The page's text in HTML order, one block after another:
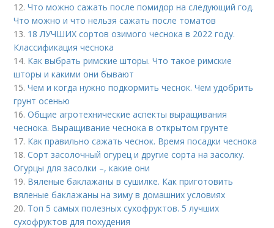
12.Что можно сажать после помидор на следующий год.
Что можно и что нельзя сажать после томатов
13. 18 ЛУЧШИХ сортов озимого чеснока в 2022 году.
Классификация чеснока
14. Как выбрать римские шторы. Что такое римские
шторы и какими они бывают
15.Чем и когда нужно подкормить чеснок. Чем удобрить
грунт осенью
16.Общие агротехнические аспекты выращивания
чеснока. Выращивание чеснока в открытом грунте
17. Как правильно сажать чеснок. Время посадки чеснока
18.Сорт засолочный огурец и другие сорта на засолку.
Огурцы для засолки –, какие они
19. Вяленые баклажаны в сушилке. Как приготовить
вяленые баклажаны на зиму в домашних условиях
20. Топ 5 самых полезных сухофруктов. 5 лучших
сухофруктов для похудения